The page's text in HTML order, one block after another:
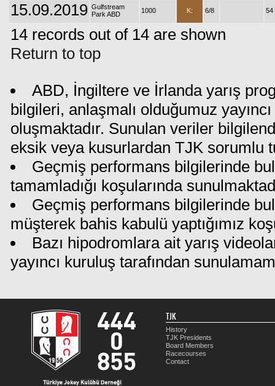
15.09.2019 Gulfstream
Park ABD
1000 K: 6/8 54
14 records out of 14 are shown
Return to top
ABD, İngiltere ve İrlanda yarış
bilgileri, anlaşmalı olduğumuz
oluşmaktadır. Sunulan veriler
eksik veya kusurlardan TJK sorumlu
Geçmiş performans bilgilerinde
tamamladığı koşularında
Geçmiş performans bilgilerinde
müşterek bahis kabulü yaptığımız
Bazı hipodromlara ait yarış
yayıncı kuruluş tarafından
TJK
History
TJK Presidents
Board Members
Racecourses
Contact